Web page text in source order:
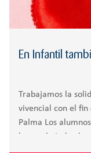
En Infantil
Trabajamos la
vivencial con el fin
Palma Los
han trabajado el